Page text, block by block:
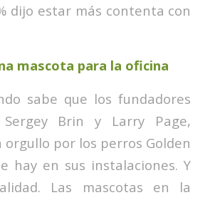
dijo estar más contenta con
mascota para la oficina
sabe que los fundadores
Brin y Larry Page,
por los perros Golden
hay en sus instalaciones. Y
Las mascotas en la